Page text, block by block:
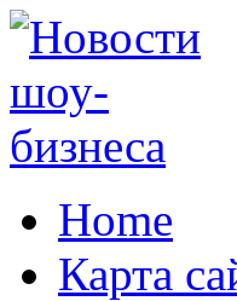
Home
Карта